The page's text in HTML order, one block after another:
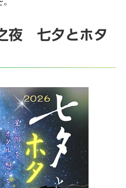
夜 七夕とホタ